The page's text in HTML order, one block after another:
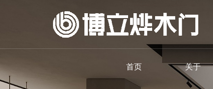
首页 关于